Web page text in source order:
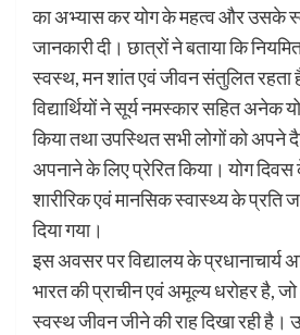
का अभ्यास कर योग के महत्व और उसके
जानकारी दी। छात्रों ने बताया कि
स्वस्थ, मन शांत एवं जीवन संतुलित रहता
विद्यार्थियों ने सूर्य नमस्कार सहित अनेक
किया तथा उपस्थित सभी लोगों को अपने
अपनाने के लिए प्रेरित किया। योग दिवस
शारीरिक एवं मानसिक स्वास्थ्य के प्रति
दिया गया।
इस अवसर पर विद्यालय के प्रधानाचार्य
भारत की प्राचीन एवं अमूल्य धरोहर है,
स्वस्थ जीवन जीने की राह दिखा रही है।